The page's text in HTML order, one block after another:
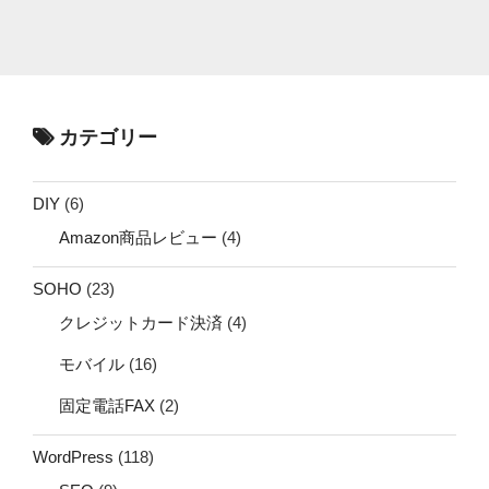
カテゴリー
DIY (6)
Amazon商品レビュー (4)
SOHO (23)
クレジットカード決済 (4)
モバイル (16)
固定電話FAX (2)
WordPress (118)